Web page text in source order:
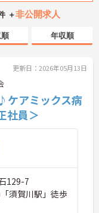
＋非公開求人
順 年収順
更新日：2026年05月13日
ケアミックス病
社員＞
129-7
須賀川駅」徒歩